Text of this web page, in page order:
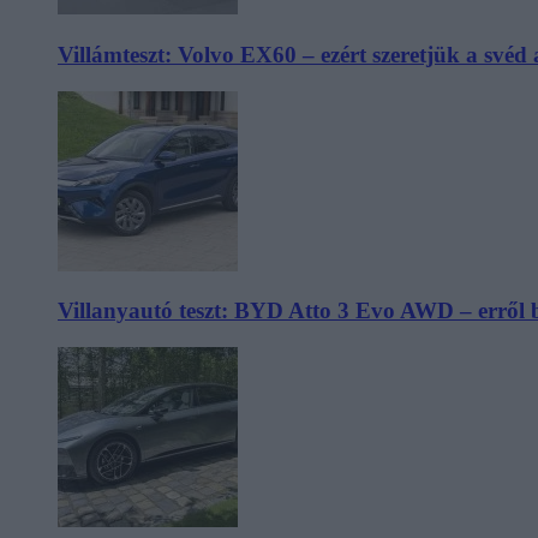
Villámteszt: Volvo EX60 – ezért szeretjük a svéd
Villanyautó teszt: BYD Atto 3 Evo AWD – erről